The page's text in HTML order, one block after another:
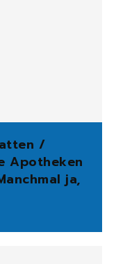
/
Apotheken
ja,